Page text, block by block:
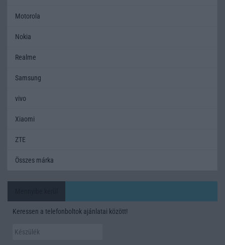
Motorola
Nokia
Realme
Samsung
vivo
Xiaomi
ZTE
Összes márka
Keressen a telefonboltok ajánlatai között!